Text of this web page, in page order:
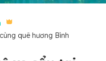
quê hương Bình